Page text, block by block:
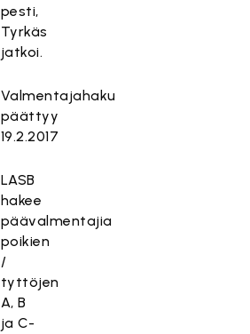
pesti,
Tyrkäs
jatkoi.
Valmentajahaku
päättyy
19.2.2017
LASB
hakee
päävalmentajia
poikien
/
tyttöjen
A, B
ja C-